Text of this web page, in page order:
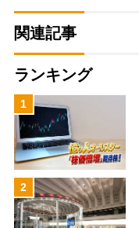
関連記事
ランキング
1
2